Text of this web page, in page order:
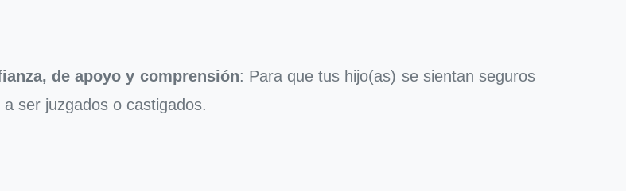
de apoyo y comprensión: Para que tus hijo(as) se sientan seguros
ser juzgados o castigados.